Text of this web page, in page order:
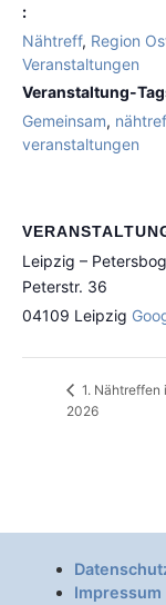
:
Nähtreff, Region
Veranstaltungen
Veranstaltung-
Gemeinsam,
veranstaltungen
Leipzig –
Peterstr. 36
04109 Leipzig
1. Nähtreffen
2026
Impressum